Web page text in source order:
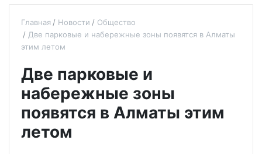
Главная Новости
Общество
Две парковые и набережные зоны появятся в Алматы
этим летом
Две парковые и
набережные зоны
появятся в Алматы этим
летом